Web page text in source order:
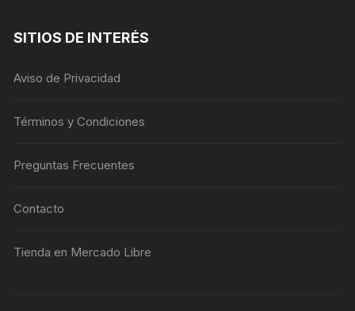
SITIOS DE INTERÉS
Aviso de Privacidad
Términos y Condiciones
Preguntas Frecuentes
Contacto
Tienda en Mercado Libre